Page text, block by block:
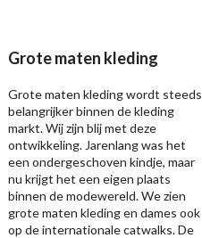
Grote maten kleding
Grote maten kleding wordt steeds
belangrijker binnen de kleding
markt. Wij zijn blij met deze
ontwikkeling. Jarenlang was het
een ondergeschoven kindje, maar
nu krijgt het een eigen plaats
binnen de modewereld. We zien
grote maten kleding en dames ook
op de internationale catwalks. De